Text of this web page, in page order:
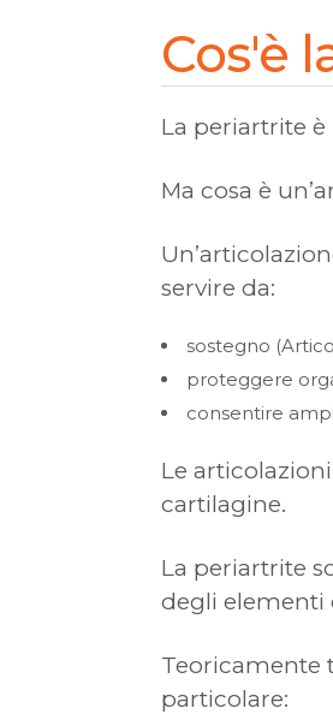
Cos'è
La periartrite
Ma cosa è
servire da:
sostegno
proteggere
consentire
Le
cartilagine.
La periartrite
degli elementi
Teoricamente
particolare: